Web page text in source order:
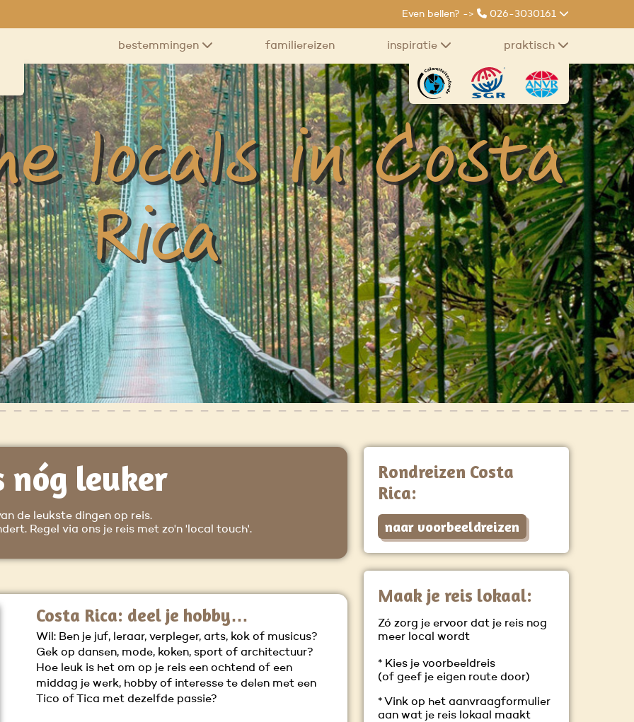
Even bellen? -> 026-3030161
bestemmingen familiereizen inspiratie praktisch
locals in Costa
Rica
nóg leuker
de leukste dingen op reis.
Regel via ons je reis met zo'n 'local touch'.
Costa Rica: deel je hobby…
Wil: Ben je juf, leraar, verpleger, arts, kok of musicus?
Gek op dansen, mode, koken, sport of architectuur?
Hoe leuk is het om op je reis een ochtend of een
middag je werk, hobby of interesse te delen met een
Tico of Tica met dezelfde passie?
Rondreizen Costa
Rica:
naar voorbeeldreizen
Maak je reis lokaal:
Zó zorg je ervoor dat je reis nog
meer local wordt
* Kies je voorbeeldreis
(of geef je eigen route door)
* Vink op het aanvraagformulier
aan wat je reis lokaal maakt